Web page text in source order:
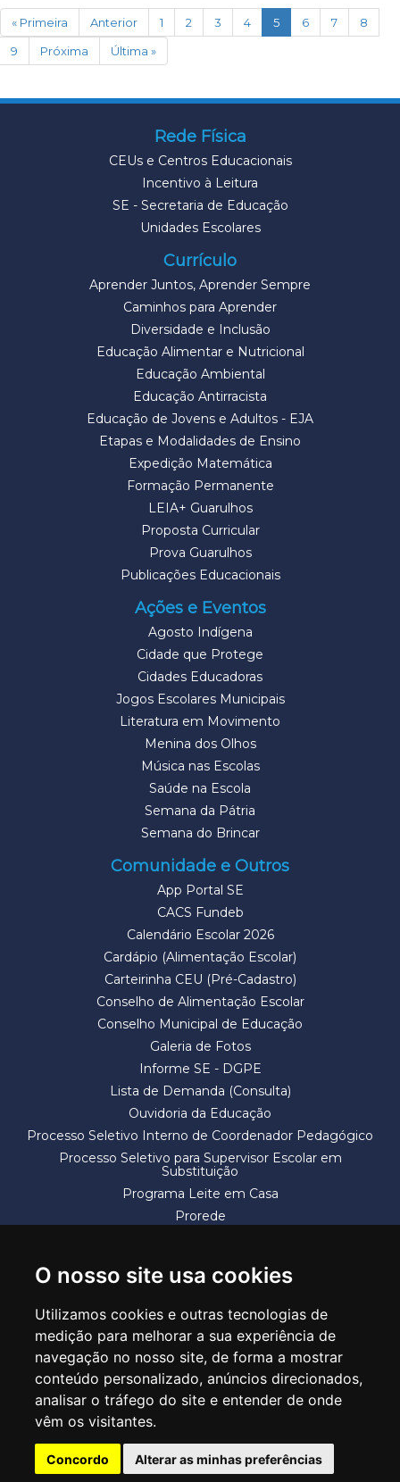
O nosso site usa cookies
Utilizamos cookies e outras tecnologias de
medição para melhorar a sua experiência de
navegação no nosso site, de forma a mostrar
conteúdo personalizado, anúncios direcionados,
analisar o tráfego do site e entender de onde
vêm os visitantes.
Concordo Alterar as minhas preferências
« Primeira Anterior 1 2 3 4 5(current)
6 7
8
9
Próxima Última »
Rede Física
CEUs e Centros Educacionais
Incentivo à Leitura
SE - Secretaria de Educação
Unidades Escolares
Currículo
Aprender Juntos, Aprender Sempre
Caminhos para Aprender
Diversidade e Inclusão
Educação Alimentar e Nutricional
Educação Ambiental
Educação Antirracista
Educação de Jovens e Adultos - EJA
Etapas e Modalidades de Ensino
Expedição Matemática
Formação Permanente
LEIA+ Guarulhos
Proposta Curricular
Prova Guarulhos
Publicações Educacionais
Ações e Eventos
Agosto Indígena
Cidade que Protege
Cidades Educadoras
Jogos Escolares Municipais
Literatura em Movimento
Menina dos Olhos
Música nas Escolas
Saúde na Escola
Semana da Pátria
Semana do Brincar
Comunidade e Outros
App Portal SE
CACS Fundeb
Calendário Escolar 2026
Cardápio (Alimentação Escolar)
Carteirinha CEU (Pré-Cadastro)
Conselho de Alimentação Escolar
Conselho Municipal de Educação
Galeria de Fotos
Informe SE - DGPE
Lista de Demanda (Consulta)
Ouvidoria da Educação
Processo Seletivo Interno de Coordenador Pedagógico
Processo Seletivo para Supervisor Escolar em
Substituição
Programa Leite em Casa
Prorede
SECRETARIA DE EDUCAÇÃO
Rua Claudino Barbosa, 313 - Macedo - Guarulhos/SP CEP 07113-040
Central de Atendimento: *55 11 2475-7300